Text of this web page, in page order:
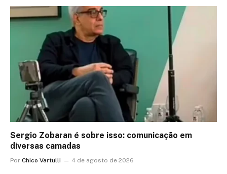
Sergio Zobaran é sobre isso: comunicação em
diversas camadas
Por Chico Vartulli 4 de agosto de 2026